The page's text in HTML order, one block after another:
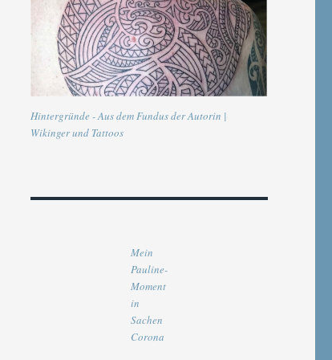
Hintergründe - Aus dem Fundus der Autorin |
Wikinger und Tattoos
Mein
Pauline-
Moment
in
Sachen
Corona